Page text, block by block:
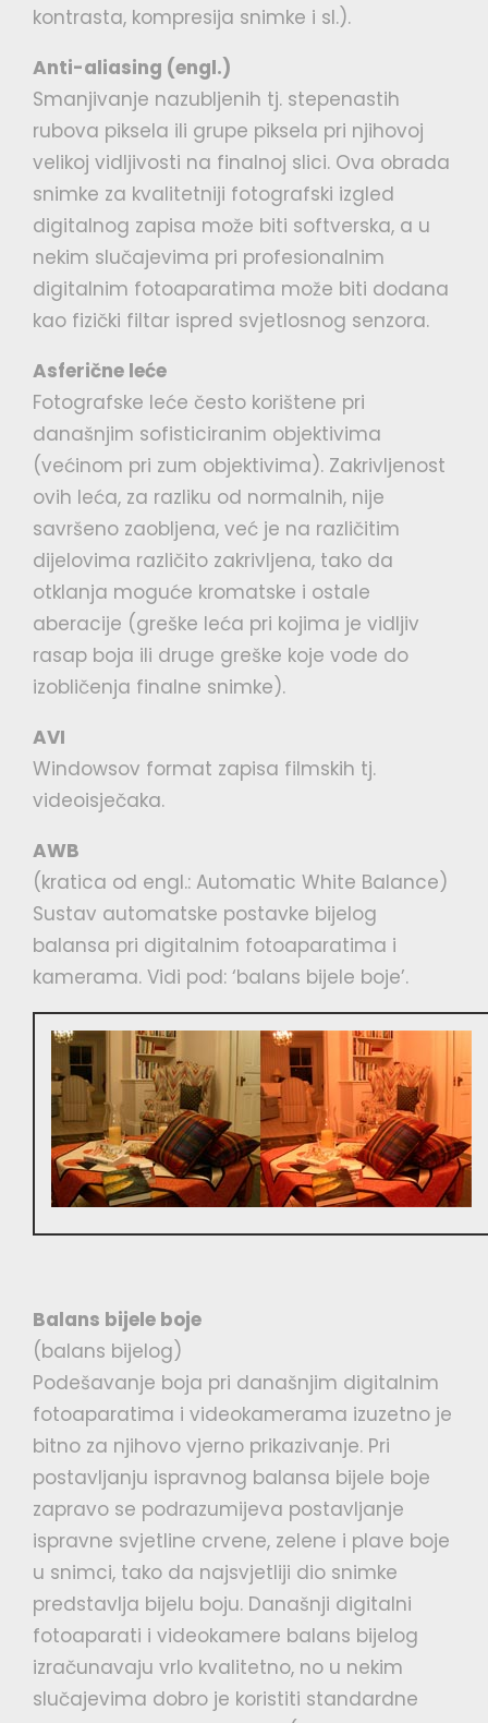
kontrasta, kompresija snimke i sl.).
Anti-aliasing (engl.)
Smanjivanje nazubljenih tj. stepenastih
rubova piksela ili grupe piksela pri njihovoj
velikoj vidljivosti na finalnoj slici. Ova obrada
snimke za kvalitetniji fotografski izgled
digitalnog zapisa može biti softverska, a u
nekim slučajevima pri profesionalnim
digitalnim fotoaparatima može biti dodana
kao fizički filtar ispred svjetlosnog senzora.
Asferične leće
Fotografske leće često korištene pri
današnjim sofisticiranim objektivima
(većinom pri zum objektivima). Zakrivljenost
ovih leća, za razliku od normalnih, nije
savršeno zaobljena, već je na različitim
dijelovima različito zakrivljena, tako da
otklanja moguće kromatske i ostale
aberacije (greške leća pri kojima je vidljiv
rasap boja ili druge greške koje vode do
izobličenja finalne snimke).
AVI
Windowsov format zapisa filmskih tj.
videoisječaka.
AWB
(kratica od engl.: Automatic White Balance)
Sustav automatske postavke bijelog
balansa pri digitalnim fotoaparatima i
kamerama. Vidi pod: ‘balans bijele boje’.
Balans bijele boje
(balans bijelog)
Podešavanje boja pri današnjim digitalnim
fotoaparatima i videokamerama izuzetno je
bitno za njihovo vjerno prikazivanje. Pri
postavljanju ispravnog balansa bijele boje
zapravo se podrazumijeva postavljanje
ispravne svjetline crvene, zelene i plave boje
u snimci, tako da najsvjetliji dio snimke
predstavlja bijelu boju. Današnji digitalni
fotoaparati i videokamere balans bijelog
izračunavaju vrlo kvalitetno, no u nekim
slučajevima dobro je koristiti standardne